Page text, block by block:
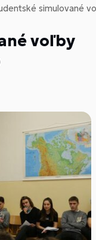
simulované
voľby